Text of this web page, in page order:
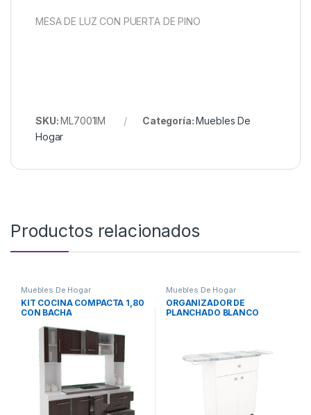
MESA DE LUZ CON PUERTA DE PINO
SKU:ML7001IM Categoría:Muebles De
Hogar
Productos relacionados
Muebles De Hogar
KIT COCINA COMPACTA 1,80
CON BACHA
Muebles De Hogar
ORGANIZADOR DE
PLANCHADO BLANCO